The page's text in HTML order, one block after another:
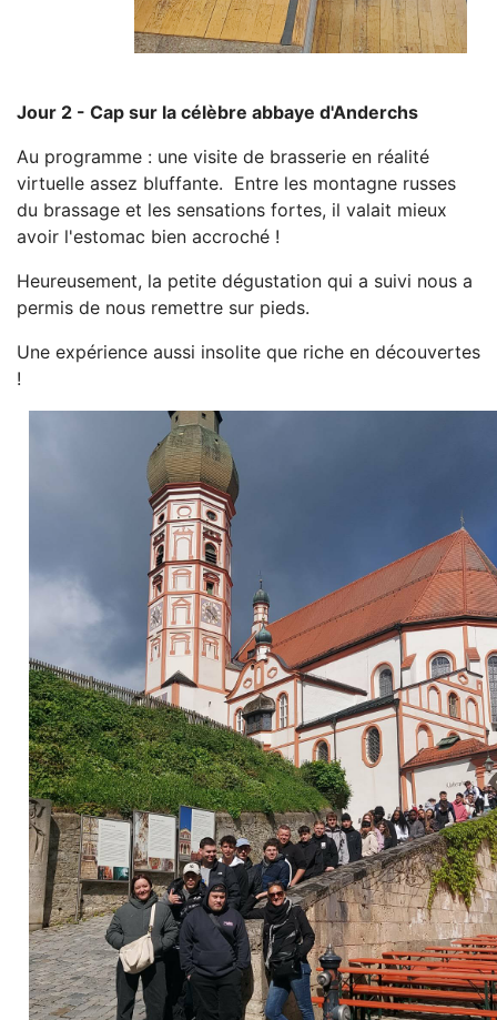
Jour 2 - Cap sur la célèbre abbaye d'Anderchs
Au programme : une visite de brasserie en réalité
virtuelle assez bluffante. Entre les montagne russes
du brassage et les sensations fortes, il valait mieux
avoir l'estomac bien accroché !
Heureusement, la petite dégustation qui a suivi nous a
permis de nous remettre sur pieds.
Une expérience aussi insolite que riche en découvertes
!